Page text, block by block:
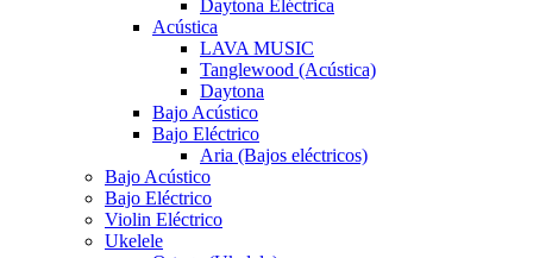
Daytona Eléctrica
Acústica
LAVA MUSIC
Tanglewood (Acústica)
Daytona
Bajo Acústico
Bajo Eléctrico
Aria (Bajos eléctricos)
Bajo Acústico
Bajo Eléctrico
Violin Eléctrico
Ukelele